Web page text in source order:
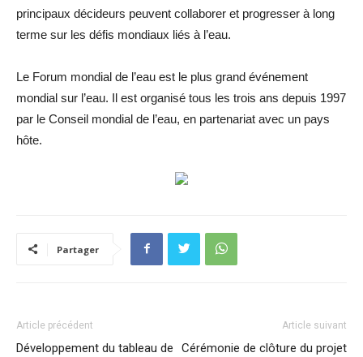
principaux décideurs peuvent collaborer et progresser à long
terme sur les défis mondiaux liés à l’eau.
Le Forum mondial de l’eau est le plus grand événement
mondial sur l’eau. Il est organisé tous les trois ans depuis 1997
par le Conseil mondial de l’eau, en partenariat avec un pays
hôte.
Partager
Article précédent
Développement du tableau de
Article suivant
Cérémonie de clôture du projet